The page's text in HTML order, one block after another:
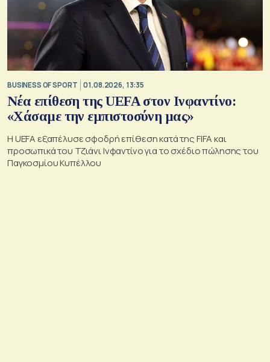
BUSINESS OF SPORT 01.08.2026, 13:35
Νέα επίθεση της UEFA στον Ινφαντίνο:
«Χάσαμε την εμπιστοσύνη μας»
Η UEFA εξαπέλυσε σφοδρή επίθεση κατά της FIFA και
προσωπικά του Τζιάνι Ινφαντίνο για το σχέδιο πώλησης του
Παγκοσμίου Κυπέλλου